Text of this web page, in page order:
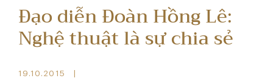
Đạo diễn Đoàn Hồng Lê:
Nghệ thuật là sự chia sẻ
19.10.2015